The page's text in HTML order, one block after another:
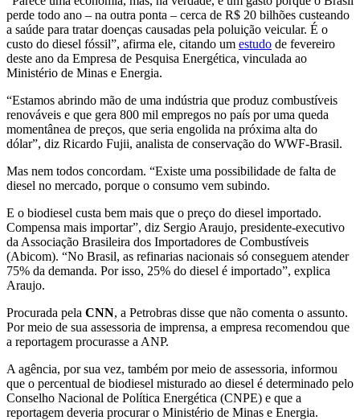
perde todo ano – na outra ponta – cerca de R$ 20 bilhões custeando
a saúde para tratar doenças causadas pela poluição veicular. É o
custo do diesel fóssil”, afirma ele, citando um estudo de fevereiro
deste ano da Empresa de Pesquisa Energética, vinculada ao
Ministério de Minas e Energia.
“Estamos abrindo mão de uma indústria que produz combustíveis
renováveis e que gera 800 mil empregos no país por uma queda
momentânea de preços, que seria engolida na próxima alta do
dólar”, diz Ricardo Fujii, analista de conservação do WWF-Brasil.
Mas nem todos concordam. “Existe uma possibilidade de falta de
diesel no mercado, porque o consumo vem subindo.
E o biodiesel custa bem mais que o preço do diesel importado.
Compensa mais importar”, diz Sergio Araujo, presidente-executivo
da Associação Brasileira dos Importadores de Combustíveis
(Abicom). “No Brasil, as refinarias nacionais só conseguem atender
75% da demanda. Por isso, 25% do diesel é importado”, explica
Araujo.
Procurada pela CNN, a Petrobras disse que não comenta o assunto.
Por meio de sua assessoria de imprensa, a empresa recomendou que
a reportagem procurasse a ANP.
A agência, por sua vez, também por meio de assessoria, informou
que o percentual de biodiesel misturado ao diesel é determinado pelo
Conselho Nacional de Política Energética (CNPE) e que a
reportagem deveria procurar o Ministério de Minas e Energia.